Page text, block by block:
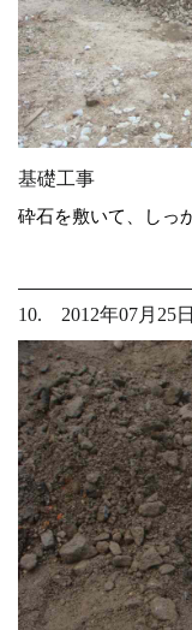
基礎工事
砕石を敷いて、しっ
10. 2012年07月25日